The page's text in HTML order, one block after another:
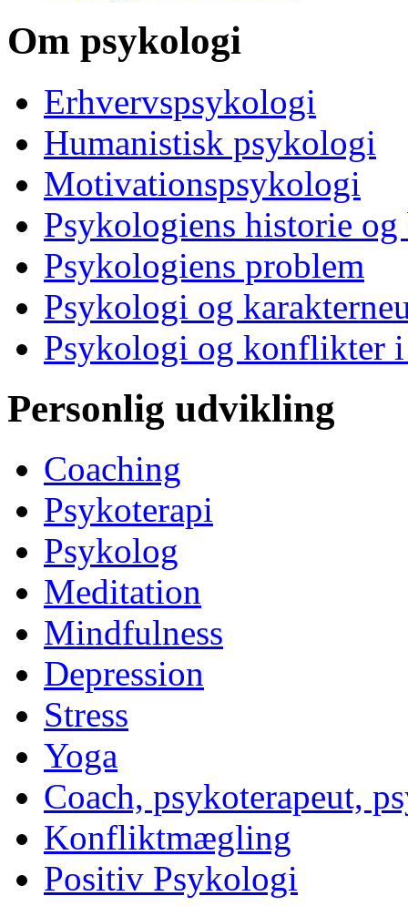
Om psykologi
Erhvervspsykologi
Humanistisk psykologi
Motivationspsykologi
Psykologiens historie og
Psykologiens problem
Psykologi og
Psykologi og konflikter
Personlig udvikling
Coaching
Psykoterapi
Psykolog
Meditation
Mindfulness
Depression
Stress
Yoga
Coach, psykoterapeut,
Konfliktmægling
Positiv Psykologi